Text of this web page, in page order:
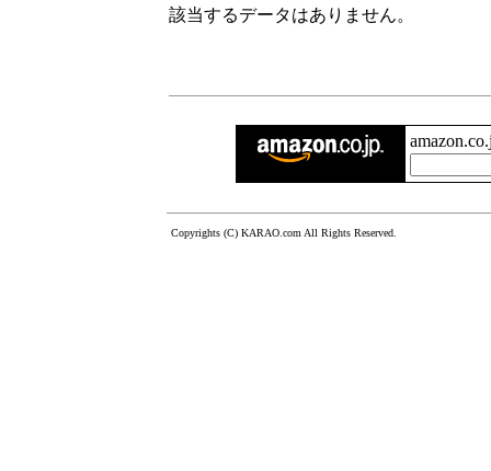
該当するデータはありません。
Copyrights (C) KARAO.com All Rights Reserved.